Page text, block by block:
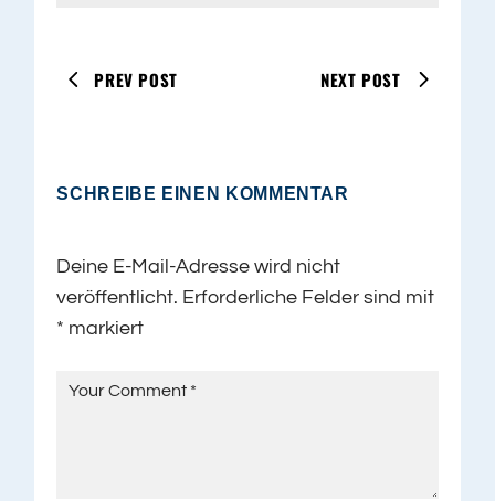
PREV POST NEXT POST
SCHREIBE EINEN KOMMENTAR
Deine E-Mail-Adresse wird nicht
veröffentlicht. Erforderliche Felder sind mit
* markiert